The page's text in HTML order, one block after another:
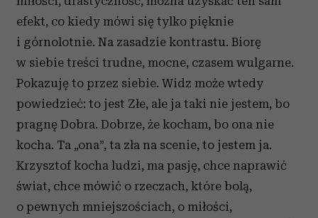
efekt, co kiedy mówi się tylko pięknie
i górnolotnie. Na zasadzie kontrastu. Biorę
w siebie treści trudne, mocne, czasem wulgarne.
Pokazuję to przez siebie. Widz może wtedy
powiedzieć: to jest Złe, ale ja taki nie jestem, bo
pragnę Dobra. Dobrze, że kocham, bo ona nie
kocha. Ta „ona”, ta zła na scenie, to jestem ja.
Krzysztof kocha ludzi, ma pasję, chce naprawić
świat, chce mówić o rzeczach, które bolą,
o pewnych mniejszościach, o miłości,